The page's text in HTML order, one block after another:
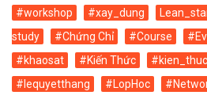
#workshop
#xay_dung
study
#Chứng Chỉ #Course
#khaosat
#Kiến Thức #kien_thuc
#lequyetthang
#LopHoc